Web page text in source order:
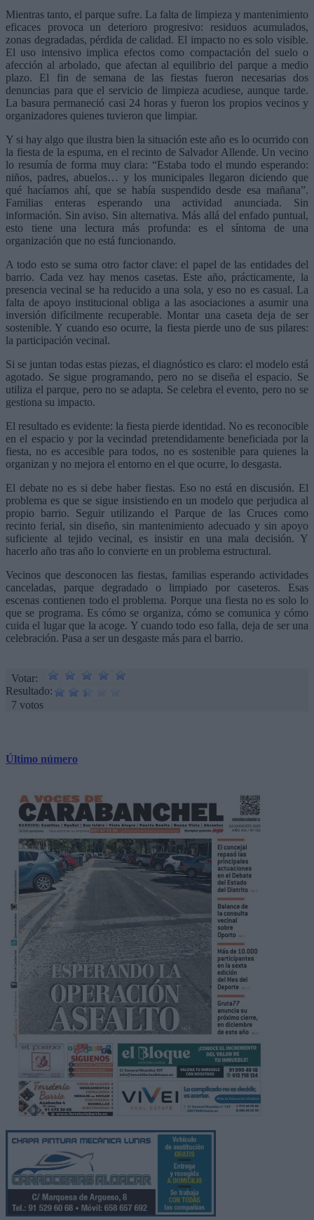
Mientras tanto, el parque sufre. La falta de limpieza y mantenimiento
eficaces provoca un deterioro progresivo: residuos acumulados,
zonas degradadas, pérdida de calidad. El impacto no es solo visible.
El uso intensivo implica efectos como compactación del suelo o
afección al arbolado, que afectan al equilibrio del parque a medio
plazo. El fin de semana de las fiestas fueron necesarias dos
denuncias para que el servicio de limpieza acudiese, aunque tarde.
La basura permaneció casi 24 horas y fueron los propios vecinos y
organizadores quienes tuvieron que limpiar.
Y si hay algo que ilustra bien la situación este año es lo ocurrido con
la fiesta de la espuma, en el recinto de Salvador Allende. Un vecino
lo resumía de forma muy clara: “Estaba todo el mundo esperando:
niños, padres, abuelos… y los municipales llegaron diciendo que
qué hacíamos ahí, que se había suspendido desde esa mañana”.
Familias enteras esperando una actividad anunciada. Sin
información. Sin aviso. Sin alternativa. Más allá del enfado puntual,
esto tiene una lectura más profunda: es el síntoma de una
organización que no está funcionando.
A todo esto se suma otro factor clave: el papel de las entidades del
barrio. Cada vez hay menos casetas. Este año, prácticamente, la
presencia vecinal se ha reducido a una sola, y eso no es casual. La
falta de apoyo institucional obliga a las asociaciones a asumir una
inversión difícilmente recuperable. Montar una caseta deja de ser
sostenible. Y cuando eso ocurre, la fiesta pierde uno de sus pilares:
la participación vecinal.
Si se juntan todas estas piezas, el diagnóstico es claro: el modelo está
agotado. Se sigue programando, pero no se diseña el espacio. Se
utiliza el parque, pero no se adapta. Se celebra el evento, pero no se
gestiona su impacto.
El resultado es evidente: la fiesta pierde identidad. No es reconocible
en el espacio y por la vecindad pretendidamente beneficiada por la
fiesta, no es accesible para todos, no es sostenible para quienes la
organizan y no mejora el entorno en el que ocurre, lo desgasta.
El debate no es si debe haber fiestas. Eso no está en discusión. El
problema es que se sigue insistiendo en un modelo que perjudica al
propio barrio. Seguir utilizando el Parque de las Cruces como
recinto ferial, sin diseño, sin mantenimiento adecuado y sin apoyo
suficiente al tejido vecinal, es insistir en una mala decisión. Y
hacerlo año tras año lo convierte en un problema estructural.
Vecinos que desconocen las fiestas, familias esperando actividades
canceladas, parque degradado o limpiado por caseteros. Esas
escenas contienen todo el problema. Porque una fiesta no es solo lo
que se programa. Es cómo se organiza, cómo se comunica y cómo
cuida el lugar que la acoge. Y cuando todo eso falla, deja de ser una
celebración. Pasa a ser un desgaste más para el barrio.
Votar:
Resultado:
7 votos
Último número